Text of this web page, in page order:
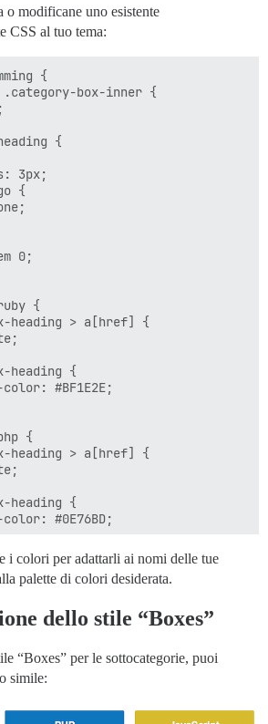
o modificane uno esistente
CSS al tuo tema:
{
box-inner {
{
3px;
{
0;
{
heading > a[href] {
heading {
#BF1E2E;
{
heading > a[href] {
heading {
#0E76BD;
{
heading > a[href] {
#D7BB2F;
i colori per adattarli ai nomi delle tue
palette di colori desiderata.
dello stile “Boxes”
“Boxes” per le sottocategorie, puoi
simile: